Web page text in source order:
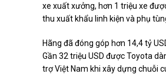
xe xuất xưởng, hơn 1 triệu xe
thu xuất khẩu linh kiện và phụ
Hãng đã đóng góp hơn 14,4 tỷ
Gần 32 triệu USD được Toyota
trợ Việt Nam khi xây dựng chuỗi